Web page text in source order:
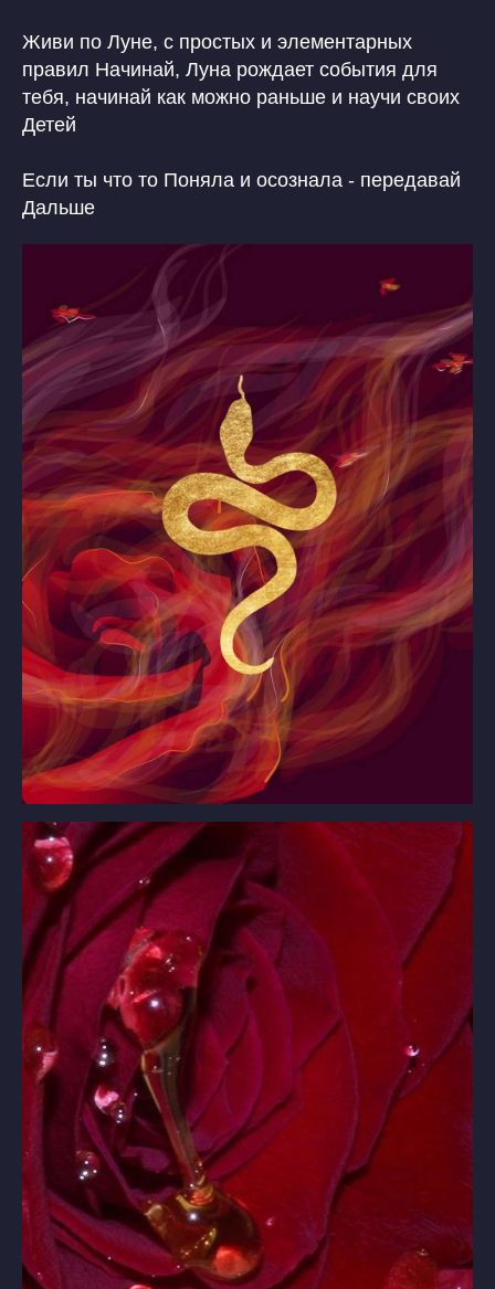
Живи по Луне, с простых и элементарных
правил Начинай, Луна рождает события для
тебя, начинай как можно раньше и научи своих
Детей
Если ты что то Поняла и осознала - передавай
Дальше